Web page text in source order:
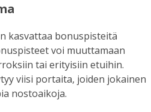
kasvattaa bonuspisteitä
voi muuttamaan
tai erityisiin etuihin.
viisi portaita, joiden jokainen
nostoaikoja.